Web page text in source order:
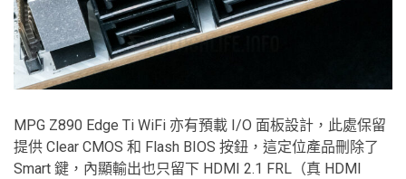
MPG Z890 Edge Ti WiFi 亦有預載 I/O 面板設計，此處保留
提供 Clear CMOS 和 Flash BIOS 按鈕，這定位產品刪除了
Smart 鍵，內顯輸出也只留下 HDMI 2.1 FRL（真 HDMI